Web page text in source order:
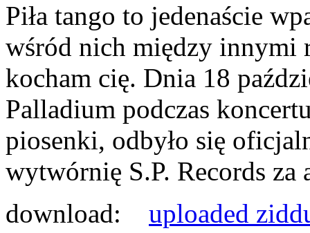
Piła tango to jedenaście
wśród nich między innymi
kocham cię. Dnia 18
Palladium podczas
piosenki, odbyło się
wytwórnię S.P. Records za
download: uploaded